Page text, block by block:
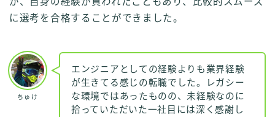
に選考を合格することができました。
ちゅけ
エンジニアとしての経験よりも業界経験
が生きてる感じの転職でした。レガシー
な環境ではあったものの、未経験なのに
拾っていただいた一社目には深く感謝し